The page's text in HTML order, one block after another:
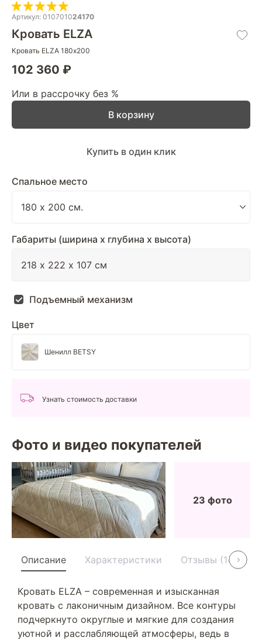
Артикул: 010701024170
Кровать ELZA
Кровать ELZA 180х200
102 360 ₽
Или в рассрочку без %
Спальное место
Габариты (ширина х глубина х высота)
Подъемный механизм
Цвет
Шенилл BETSY
В корзину
Купить в один клик
Узнать стоимость доставки
Фото и видео покупателей
23 фото
Описание Характеристики Отзывы (14)
Кровать ELZA – современная и изысканная
кровать с лаконичным дизайном. Все контуры
подчеркнуто округлые и мягкие для создания
уютной и расслабляющей атмосферы, ведь в